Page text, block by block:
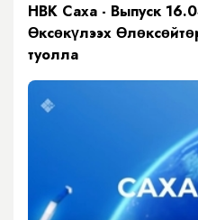
НВК Саха - Выпуск
Өксөкүлээх
туолла